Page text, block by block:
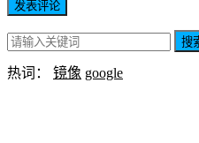
搜
热词： 镜像 google